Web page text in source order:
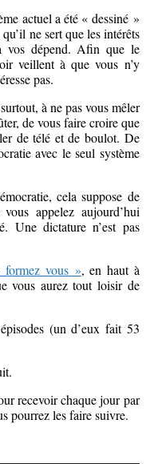
actuel a été « dessiné »
ne sert que les intérêts
vos dépend. Afin que le
veillent à que vous n’y
pas.
à ne pas vous mêler
de vous faire croire que
de télé et de boulot. De
avec le seul système
cela suppose de
appelez aujourd’hui
Une dictature n’est pas
formez vous », en haut à
vous aurez tout loisir de
(un d’eux fait 53
recevoir chaque jour par
pourrez les faire suivre.